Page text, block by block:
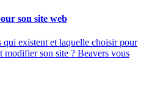
son site web
qui existent et laquelle choisir pour
modifier son site ? Beavers vous